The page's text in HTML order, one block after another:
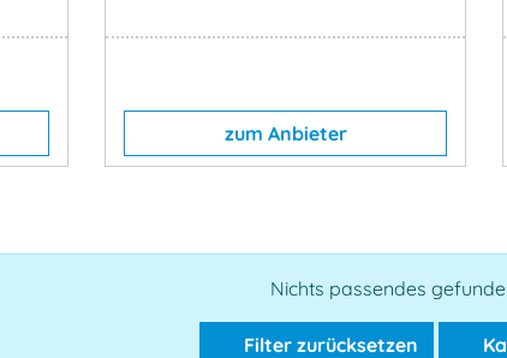
zum Anbieter
Nichts passendes
Filter zurücksetzen